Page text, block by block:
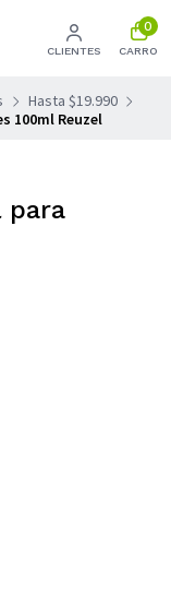
CLIENTES
0
CARRO
Hasta $19.990
100ml Reuzel
para